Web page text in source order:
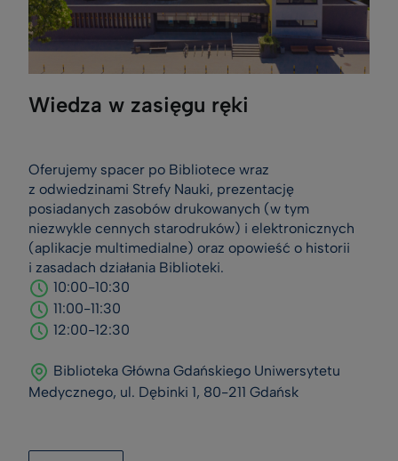
Wiedza w zasięgu ręki
Oferujemy spacer po Bibliotece wraz
z odwiedzinami Strefy Nauki, prezentację
posiadanych zasobów drukowanych (w tym
niezwykle cennych starodruków) i elektronicznych
(aplikacje multimedialne) oraz opowieść o historii
i zasadach działania Biblioteki.
10:00-10:30
11:00-11:30
12:00-12:30
Biblioteka Główna Gdańskiego Uniwersytetu
Medycznego, ul. Dębinki 1, 80-211 Gdańsk